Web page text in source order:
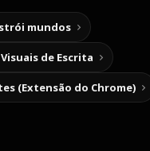
mundos
de Escrita
(Extensão do Chrome)